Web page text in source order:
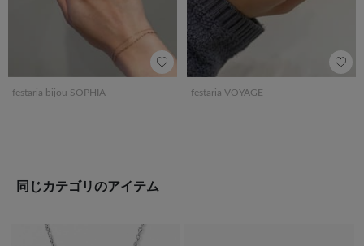
festaria bijou SOPHIA festaria VOYAGE
同じカテゴリのアイテム